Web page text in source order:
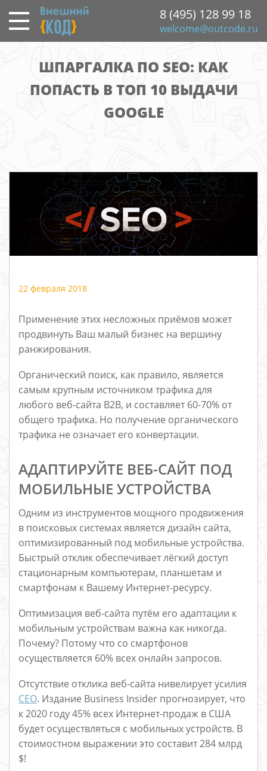
основному
содержанию
8 (495) 128 99 18
welcome@outcode.ru
ШПАРГАЛКА ПО SEO: КАК
ПОПАСТЬ В ТОП 10 ВЫДАЧИ
GOOGLE
22 февраля 2018
Применение этих несложных приёмов может
продвинуть Ваш малый бизнес на вершину
ранжирования.
Органический поиск, как правило, является
самым крупным источником трафика для
любого веб-сайта B2B, и составляет 60-70% от
общего трафика. Но получение органического
трафика не означает его конвертации.
АДАПТИРУЙТЕ ВЕБ-САЙТ ПОД
МОБИЛЬНЫЕ УСТРОЙСТВА
Одним из инструментов мощного продвижения
в поисковых системах является дизайн сайта,
оптимизированный под мобильные устройства.
Быстрый отклик обеспечивает лёгкий доступ
стационарным компьютерам, планшетам и
смартфонам к Вашему Интернет-ресурсу.
Оптимизация веб-сайта путём его адаптации к
мобильным устройствам важна как никогда.
Почему? Потому что со смартфонов
осуществляется 60% всех онлайн запросов.
Отсутствие отклика веб-сайта нивелирует усилия
СЕО. Издание Business Insider прогнозирует, что
к 2020 году 45% всех Интернет-продаж в США
будет осуществляться с мобильных устройств. В
стоимостном выражении это составит 284 млрд
$!